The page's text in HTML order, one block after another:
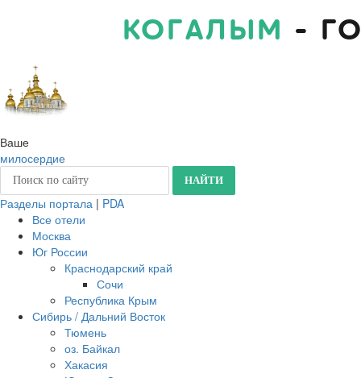
КОГАЛЫМ -
Ваше
милосердие
Разделы портала | PDA
Все отели
Москва
Юг России
Краснодарский край
Сочи
Республика Крым
Сибирь / Дальний Восток
Тюмень
оз. Байкал
Хакасия